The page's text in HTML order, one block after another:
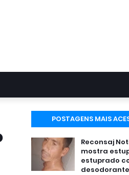
POSTAGENS MAIS
Reconsaj
mostra
estuprado